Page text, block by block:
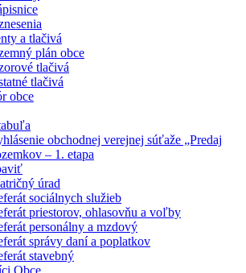
a tlačivá
plán obce
tlačivá
tlačivá
obce
obchodnej verejnej súťaže „Predaj
– 1. etapa
úrad
sociálnych služieb
priestorov, ohlasovňu a voľby
personálny a mzdový
správy daní a poplatkov
stavebný
Obce